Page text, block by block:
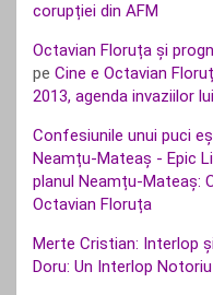
corupției din AFM
Octavian Floruța și
pe Cine e Octavian
2013, agenda invaziilor
Confesiunile unui puci
Neamțu-Mateaș - Epic
planul Neamțu-Mateaș:
Octavian Floruța
Merte Cristian: Interlop
Doru: Un Interlop Notoriu